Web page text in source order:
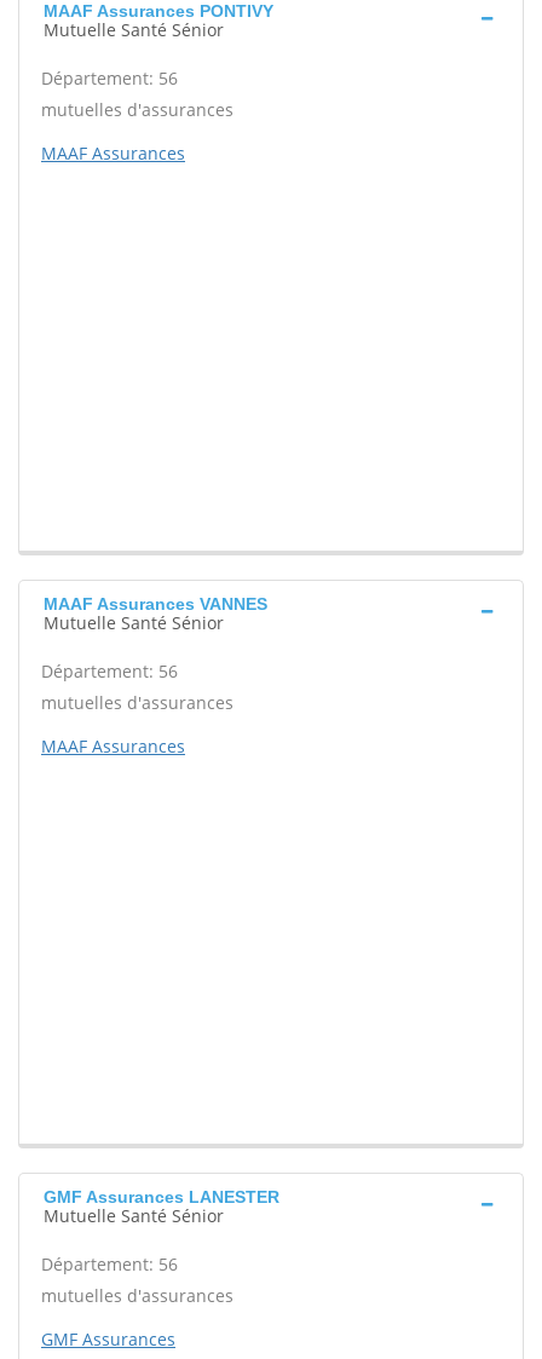
MAAF Assurances PONTIVY
Mutuelle Santé Sénior
Département: 56
mutuelles d'assurances
MAAF Assurances
MAAF Assurances VANNES
Mutuelle Santé Sénior
Département: 56
mutuelles d'assurances
MAAF Assurances
GMF Assurances LANESTER
Mutuelle Santé Sénior
Département: 56
mutuelles d'assurances
GMF Assurances